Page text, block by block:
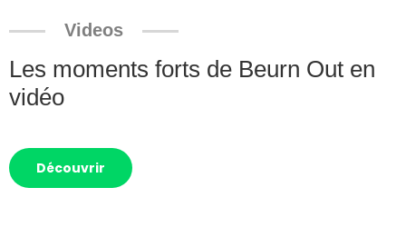
Videos
Les moments forts de Beurn Out en
vidéo
Découvrir